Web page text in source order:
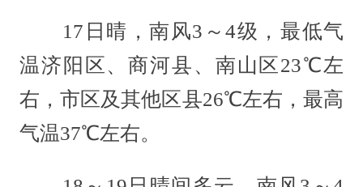
17日晴，南风3～4级，最低气
温济阳区、商河县、南山区23℃左
右，市区及其他区县26℃左右，最高
气温37℃左右。